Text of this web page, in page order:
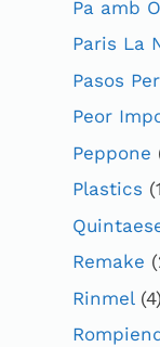
Pa amb
Paris La
Pasos
Peor
Peppone
Plastics
Remake
Rinmel(4)